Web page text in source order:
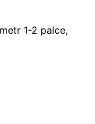
1-2 palce,